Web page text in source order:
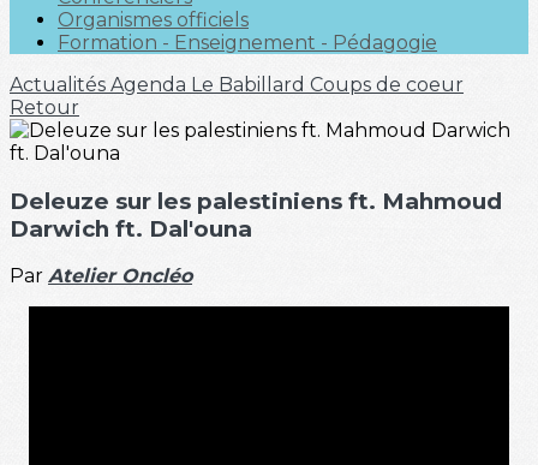
Organismes officiels
Formation - Enseignement - Pédagogie
Actualités Agenda Le Babillard Coups de coeur
Retour
Deleuze sur les palestiniens ft. Mahmoud
Darwich ft. Dal'ouna
Par Atelier Oncléo